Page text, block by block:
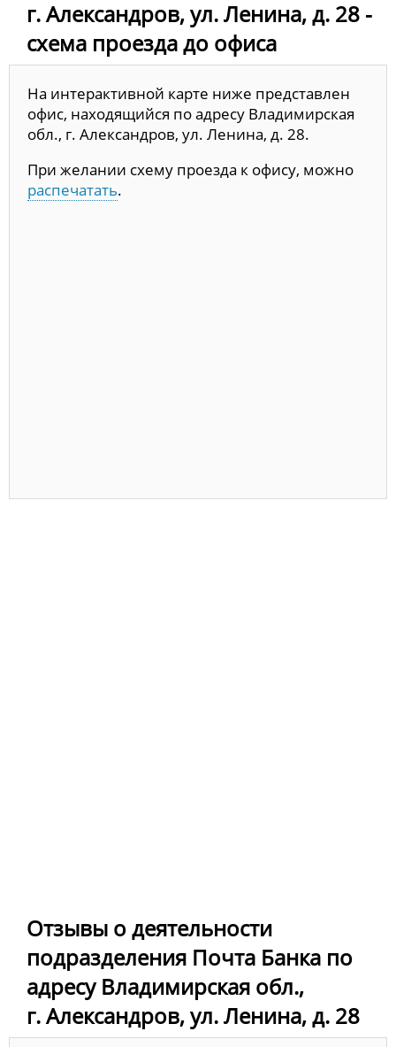
г. Александров, ул. Ленина, д. 28 -
схема проезда до офиса
На интерактивной карте ниже представлен
офис, находящийся по адресу Владимирская
обл., г. Александров, ул. Ленина, д. 28.
При желании схему проезда к офису, можно
распечатать.
Отзывы о деятельности
подразделения Почта Банка по
адресу Владимирская обл.,
г. Александров, ул. Ленина, д. 28